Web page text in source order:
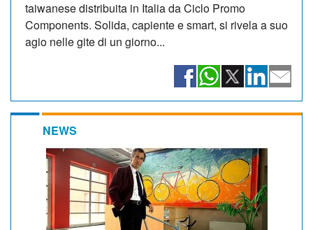
taiwanese distribuita in Italia da Ciclo Promo
Components. Solida, capiente e smart, si rivela a suo
agio nelle gite di un giorno...
NEWS